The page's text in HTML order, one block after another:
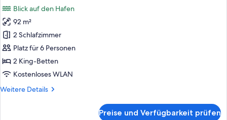
High
Floor,
City
View
Premier
Marina
Bay
02
Bedrooms,
Connecting
Marina
Blick auf den Hafen
92 m²
2 Schlafzimmer
Platz für 6 Personen
2 King-Betten
Kostenloses WLAN
Weitere Details
Weitere
Preise und Verfügbarkeit prüfen